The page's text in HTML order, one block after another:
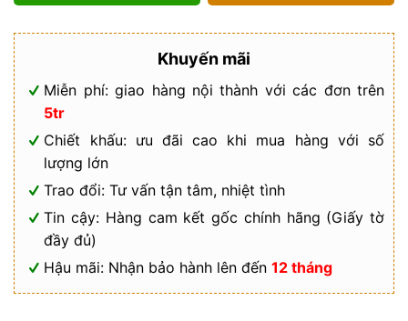
Khuyến mãi
Miễn phí: giao hàng nội thành với các đơn trên
5tr
Chiết khấu: ưu đãi cao khi mua hàng với số
lượng lớn
Trao đổi: Tư vấn tận tâm, nhiệt tình
Tin cậy: Hàng cam kết gốc chính hãng (Giấy tờ
đầy đủ)
Hậu mãi: Nhận bảo hành lên đến12 tháng